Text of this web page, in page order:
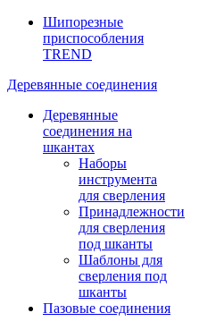
Шипорезные
приспособления
TREND
Деревянные соединения
Деревянные
соединения на
шкантах
Наборы
инструмента
для сверления
Принадлежности
для сверления
под шканты
Шаблоны для
сверления под
шканты
Пазовые соединения